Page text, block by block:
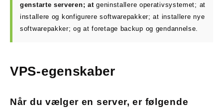
genstarte serveren; atgeninstallere operativsystemet; at
installere og konfigurere softwarepakker; at installere nye
softwarepakker; og at foretage backup og gendannelse.
VPS-egenskaber
Når du vælger en server, er følgende